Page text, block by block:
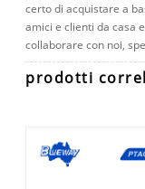
certo di acquistare a
amici e clienti da casa
collaborare con noi,
prodotti